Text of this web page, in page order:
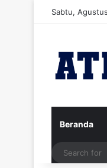
Sabtu,
Beranda